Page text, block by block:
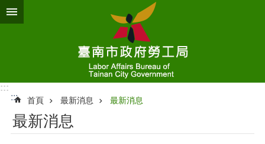
跳到主要內容區塊
:::
:::
首頁 最新消息 最新消息
最新消息